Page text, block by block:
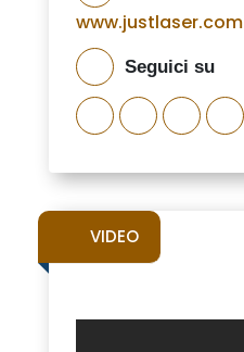
www.justlaser.com
Seguici su
VIDEO